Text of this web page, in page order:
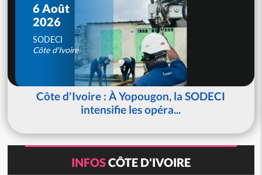
6 Août
2026
SODECI
Côte d'Ivoire
Côte d'Ivoire : À Yopougon, la SODECI
intensifie les opéra...
INFOSCÔTE D'IVOIRE